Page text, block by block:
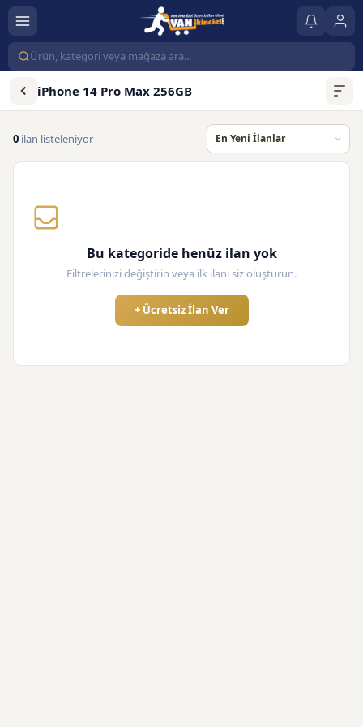
iPhone 14 Pro Max 256GB
0 ilan listeleniyor
Bu kategoride henüz ilan yok
Filtrelerinizi değiştirin veya ilk ilanı siz oluşturun.
+ Ücretsiz İlan Ver